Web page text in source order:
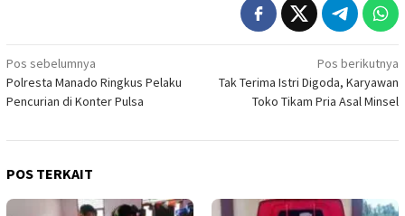
Navigasi
pos
Pos sebelumnya
Polresta Manado Ringkus Pelaku
Pencurian di Konter Pulsa
Pos berikutnya
Tak Terima Istri Digoda, Karyawan
Toko Tikam Pria Asal Minsel
POS TERKAIT